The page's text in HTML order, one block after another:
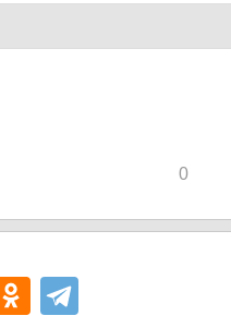
0